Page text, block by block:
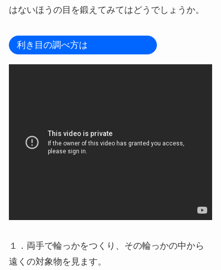
はないほうの目を鍛えてみてはどうでしょうか。
利き目の調べ方は
１．両手で輪っかをつくり、その輪っかの中から
遠くの対象物を見ます。